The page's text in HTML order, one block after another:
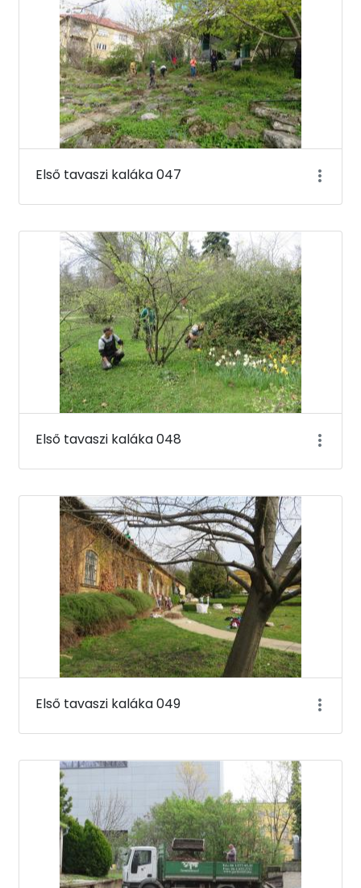
Első tavaszi kaláka 047
Első tavaszi kaláka 048
Első tavaszi kaláka 049